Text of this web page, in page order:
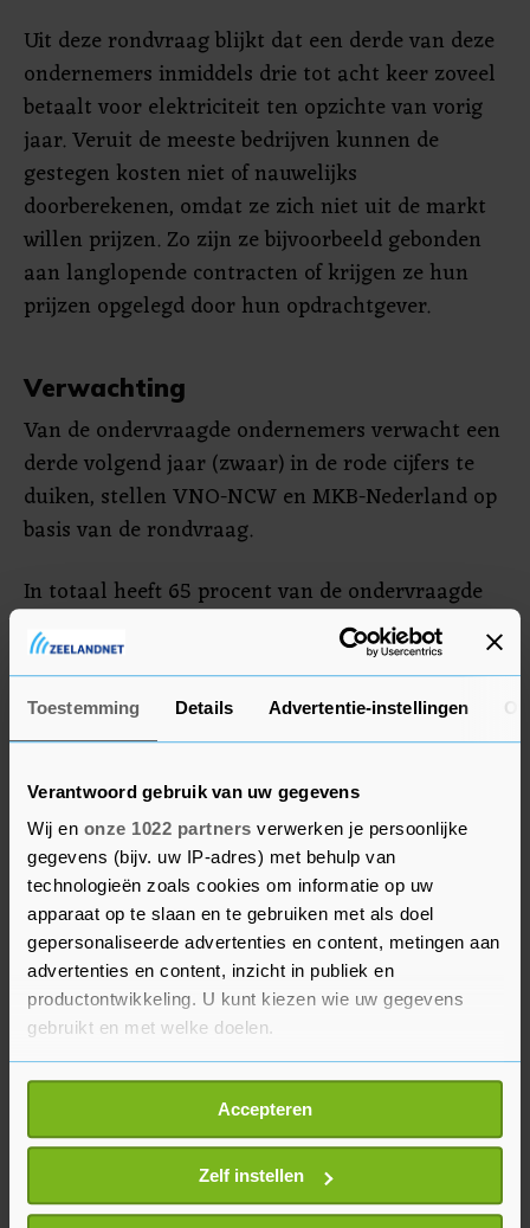
Toestemming Details Advertentie-instellingen
Verantwoord gebruik van uw gegevens
Wij en onze 1022 partners verwerken je persoonlijke
gegevens (bijv. uw IP-adres) met behulp van
technologieën zoals cookies om informatie op uw
apparaat op te slaan en te gebruiken met als doel
gepersonaliseerde advertenties en content, metingen aan
advertenties en content, inzicht in publiek en
productontwikkeling. U kunt kiezen wie uw gegevens
gebruikt en met welke doelen.
Als u het toestaat, willen we ook graag:
Informatie verzamelen over uw geografische
locatie, die tot een paar meter nauwkeurig kan zijn
Uw apparaat identificeren door het actief te
scannen op specifieke eigenschappen (fingerprinting)
Accepteren
Zelf instellen
Uit deze rondvraag blijkt dat een derde van deze
ondernemers inmiddels drie tot acht keer zoveel
betaalt voor elektriciteit ten opzichte van vorig
jaar. Veruit de meeste bedrijven kunnen de
gestegen kosten niet of nauwelijks
doorberekenen, omdat ze zich niet uit de markt
willen prijzen. Zo zijn ze bijvoorbeeld gebonden
aan langlopende contracten of krijgen ze hun
prijzen opgelegd door hun opdrachtgever.
Verwachting
Van de ondervraagde ondernemers verwacht een
derde volgend jaar (zwaar) in de rode cijfers te
duiken, stellen VNO-NCW en MKB-Nederland op
basis van de rondvraag.
In totaal heeft 65 procent van de ondervraagde
ondernemers een variabel of aflopend contract
en wordt nu, of binnenkort, geconfronteerd met
fors hogere energieprijzen. Slechts 10 procent
heeft nog een langer doorlopend contract en
Veel Europese landen maken gebruik van
verruimde staatssteunregels die momenteel
binnen de Europese Unie gelden wegens de
energiecrisis. "VNO-NCW en MKB-Nederland zijn
in gesprek met de overheid hoe ook hier
bedrijven het beste kunnen worden geholpen,
zodat we een verstoring van het speelveld
voorkomen en om deze tijdelijke fase van
extreem hoge energieprijzen te overbruggen",
stellen de organisaties in een verklaring.